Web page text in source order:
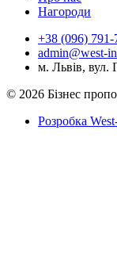
Нагороди
+38 (096) 791-
admin@west-
м. Львів, вул.
© 2026 Бізнес
Розробка